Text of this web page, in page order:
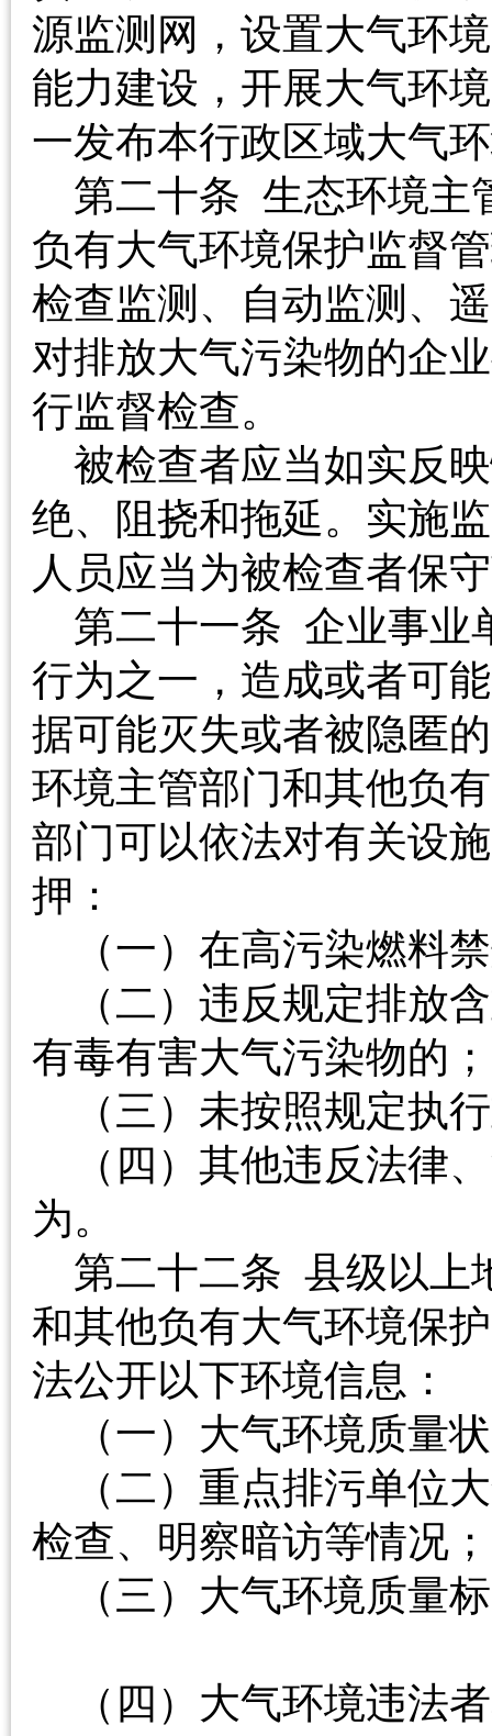
源监测网，设置大气环
能力建设，开展大气环
一发布本行政区域大气
第二十条 生态环境主
负有大气环境保护监督
检查监测、自动监测、
对排放大气污染物的企
行监督检查。
被检查者应当如实反
绝、阻挠和拖延。实施
人员应当为被检查者
第二十一条 企业事业
行为之一，造成或者可
据可能灭失或者被隐匿
环境主管部门和其他负
部门可以依法对有关设
押：
（一）在高污染燃
（二）违反规定排放
有毒有害大气污染
（三）未按照规定执
（四）其他违反法律
为。
第二十二条 县级以上
和其他负有大气环境保
法公开以下环境信
（一）大气环境质
（二）重点排污单位
检查、明察暗访等
（三）大气环境质量
（四）大气环境违法